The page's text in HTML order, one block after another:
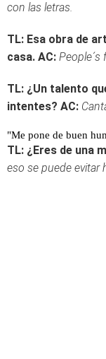
con las letras.
TL: Esa obra de
casa. AC: People´s
TL: ¿Un talento
intentes? AC:
"Me pone de buen
TL: ¿Eres de una
eso se puede evitar